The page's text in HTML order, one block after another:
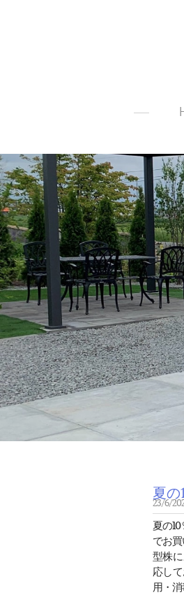
夏
23/6/
夏の
でお
型株
応し
用・